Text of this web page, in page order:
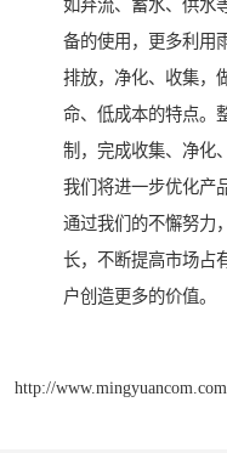
如弃流、蓄水、供水
备的使用，更多利用
排放，净化、收集，
命、低成本的特点。
制，完成收集、净化
我们将进一步优化产
通过我们的不懈努力
长，不断提高市场占
户创造更多的价值。
http://www.mingyuancom.com